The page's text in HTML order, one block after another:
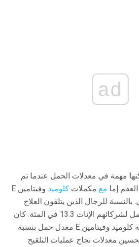
ad
مهمة في معدلات الحمل عندما تم
إما مع مكملات كلوميد
وفيتامين E
بالنسبة للرجال الذين يتلقون العلاج
الوهمي ، كان معدل الحمل لشركائهم الإناث 13.3 في المئة. كان
لدى الرجال في مجموعة كلوميد وفيتامين E معدل حمل بنسبة
تحسين معدلات نجاح عمليات التلقيح